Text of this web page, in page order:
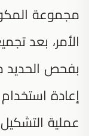
مجموعة
الأمر، بعد
بفحص الحديد
إعادة
عملية